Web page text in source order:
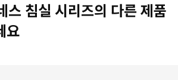
침실 시리즈의 다른 제품
요